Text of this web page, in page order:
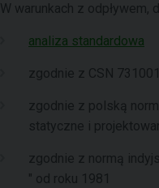
W warunkach z
analiza standardowa
zgodnie z CSN
zgodnie z polską
statyczne i
zgodnie z normą
" od roku 1981